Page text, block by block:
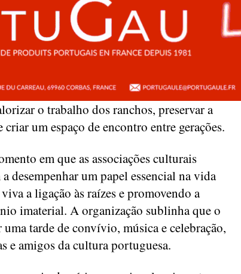
o trabalho dos ranchos, preservar a
um espaço de encontro entre gerações.
em que as associações culturais
desempenhar um papel essencial na vida
a ligação às raízes e promovendo a
imaterial. A organização sublinha que o
tarde de convívio, música e celebração,
e amigos da cultura portuguesa.